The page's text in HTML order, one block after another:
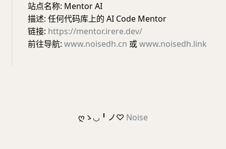
站点名称: Mentor AI
描述: 任何代码库上的 AI Code Mentor
链接: https://mentor.irere.dev/
前往导航: www.noisedh.cn 或www.noisedh.link
ღゝ◡╹ノ♡ Noise